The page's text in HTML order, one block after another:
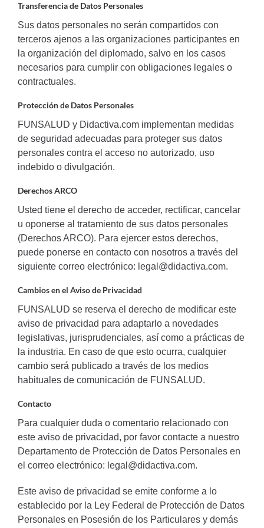
Transferencia de Datos Personales
Sus datos personales no serán compartidos con
terceros ajenos a las organizaciones participantes en
la organización del diplomado, salvo en los casos
necesarios para cumplir con obligaciones legales o
contractuales.
Protección de Datos Personales
FUNSALUD y Didactiva.com implementan medidas
de seguridad adecuadas para proteger sus datos
personales contra el acceso no autorizado, uso
indebido o divulgación.
Derechos ARCO
Usted tiene el derecho de acceder, rectificar, cancelar
u oponerse al tratamiento de sus datos personales
(Derechos ARCO). Para ejercer estos derechos,
puede ponerse en contacto con nosotros a través del
siguiente correo electrónico: legal@didactiva.com.
Cambios en el Aviso de Privacidad
FUNSALUD se reserva el derecho de modificar este
aviso de privacidad para adaptarlo a novedades
legislativas, jurisprudenciales, así como a prácticas de
la industria. En caso de que esto ocurra, cualquier
cambio será publicado a través de los medios
habituales de comunicación de FUNSALUD.
Contacto
Para cualquier duda o comentario relacionado con
este aviso de privacidad, por favor contacte a nuestro
Departamento de Protección de Datos Personales en
el correo electrónico: legal@didactiva.com.
Este aviso de privacidad se emite conforme a lo
establecido por la Ley Federal de Protección de Datos
Personales en Posesión de los Particulares y demás